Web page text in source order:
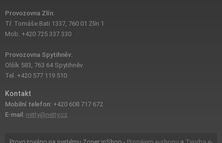
Provozovna Zlín:
Tř. Tomáše Bati 1337, 760 01 Zlín 1
Mob. +420 725 337 330
Provozovna Spytihněv:
Olšík 583, 763 64 Spytihněv
Tel. +420 577 119 510
Kontakt
Mobilní telefon: +420 608 717 672
E-mail: netty@netty.cz